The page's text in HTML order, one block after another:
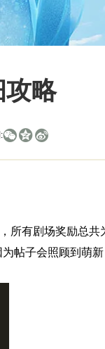
攻略

有剧场奖励总共
帖子会照顾到萌